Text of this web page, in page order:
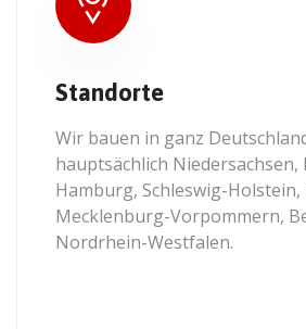
Standorte
Wir bauen in ganz
hauptsächlich Niedersachsen,
Hamburg, Schleswig-Holstein,
Mecklenburg-Vorpommern,
Nordrhein-Westfalen.